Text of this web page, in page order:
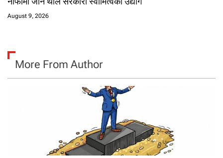
August 9, 2026
More From Author